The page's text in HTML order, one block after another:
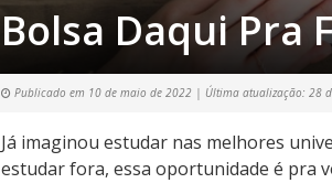
Bolsa Daqui Pra
Publicado em 10 de maio de 2022 | Última atualização: 28
Já imaginou estudar nas melhores
estudar fora, essa oportunidade é pra